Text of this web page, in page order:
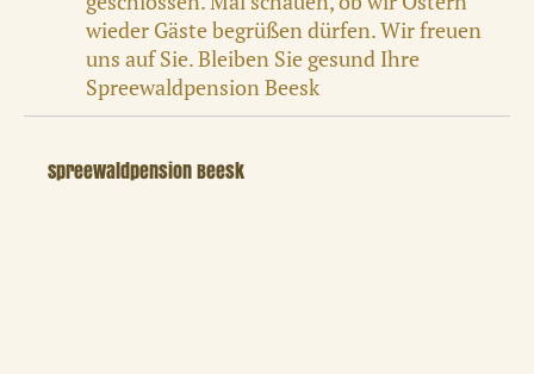
wieder Gäste begrüßen dürfen. Wir freuen
uns auf Sie. Bleiben Sie gesund Ihre
Spreewaldpension Beesk
Spreewaldpension Beesk